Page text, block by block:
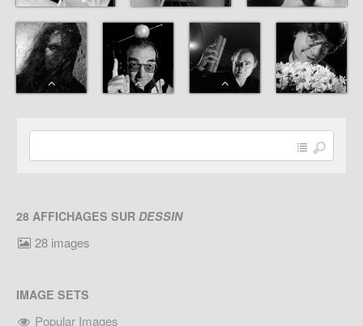
28 AFFICHAGES SUR DESSIN
28 images
IMAGE SETS
Popular Images